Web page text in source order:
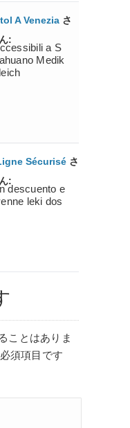
A Venezia さ
ん:
a S
Medik
Sécurisé さ
ん:
descuento e
leki dos
ことはありま
須項目です